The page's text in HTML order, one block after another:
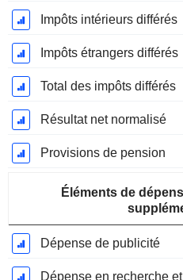
Impôts intérieurs différés
Impôts étrangers différés
Total des impôts différés
Résultat net normalisé
Provisions de pension
Éléments de
Dépense de publicité
Dépense en recherche